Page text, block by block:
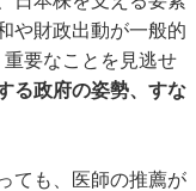
や財政出動が一般的
要なことを見逃せ
る政府の姿勢、すな
ても、医師の推薦が